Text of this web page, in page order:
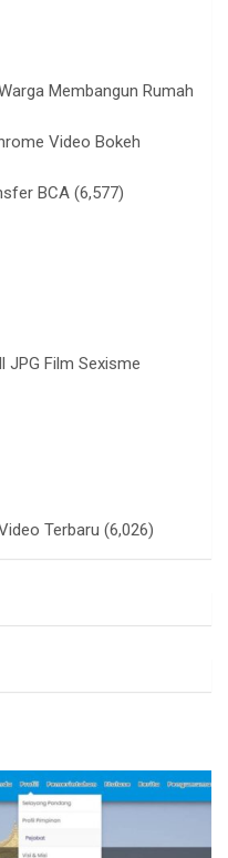
Membangun Rumah
Video Bokeh
BCA (6,577)
JPG Film Sexisme
Terbaru (6,026)